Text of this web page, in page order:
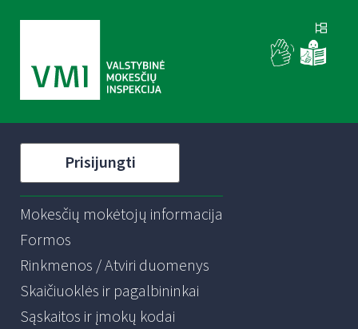
Prisijungti
Mokesčių mokėtojų informacija
Formos
Rinkmenos / Atviri duomenys
Skaičiuoklės ir pagalbininkai
Sąskaitos ir įmokų kodai